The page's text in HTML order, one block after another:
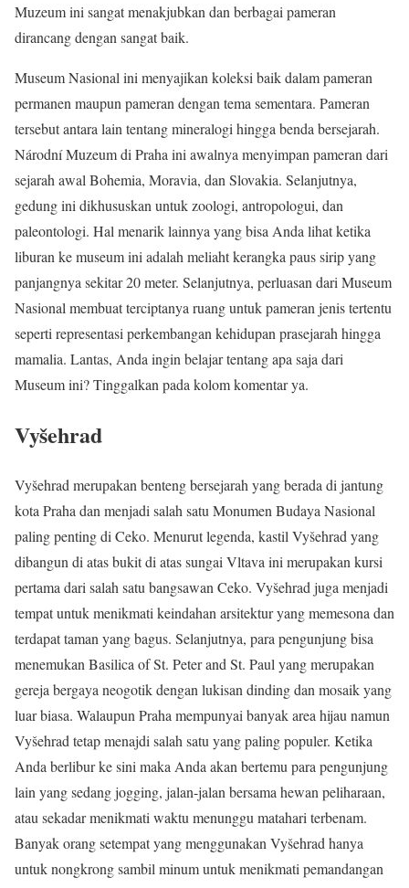
Muzeum ini sangat menakjubkan dan berbagai pameran
dirancang dengan sangat baik.
Museum Nasional ini menyajikan koleksi baik dalam pameran
permanen maupun pameran dengan tema sementara. Pameran
tersebut antara lain tentang mineralogi hingga benda bersejarah.
Národní Muzeum di Praha ini awalnya menyimpan pameran dari
sejarah awal Bohemia, Moravia, dan Slovakia. Selanjutnya,
gedung ini dikhususkan untuk zoologi, antropologui, dan
paleontologi. Hal menarik lainnya yang bisa Anda lihat ketika
liburan ke museum ini adalah meliaht kerangka paus sirip yang
panjangnya sekitar 20 meter. Selanjutnya, perluasan dari Museum
Nasional membuat terciptanya ruang untuk pameran jenis tertentu
seperti representasi perkembangan kehidupan prasejarah hingga
mamalia. Lantas, Anda ingin belajar tentang apa saja dari
Museum ini? Tinggalkan pada kolom komentar ya.
Vyšehrad
Vyšehrad merupakan benteng bersejarah yang berada di jantung
kota Praha dan menjadi salah satu Monumen Budaya Nasional
paling penting di Ceko. Menurut legenda, kastil Vyšehrad yang
dibangun di atas bukit di atas sungai Vltava ini merupakan kursi
pertama dari salah satu bangsawan Ceko. Vyšehrad juga menjadi
tempat untuk menikmati keindahan arsitektur yang memesona dan
terdapat taman yang bagus. Selanjutnya, para pengunjung bisa
menemukan Basilica of St. Peter and St. Paul yang merupakan
gereja bergaya neogotik dengan lukisan dinding dan mosaik yang
luar biasa. Walaupun Praha mempunyai banyak area hijau namun
Vyšehrad tetap menajdi salah satu yang paling populer. Ketika
Anda berlibur ke sini maka Anda akan bertemu para pengunjung
lain yang sedang jogging, jalan-jalan bersama hewan peliharaan,
atau sekadar menikmati waktu menunggu matahari terbenam.
Banyak orang setempat yang menggunakan Vyšehrad hanya
untuk nongkrong sambil minum untuk menikmati pemandangan